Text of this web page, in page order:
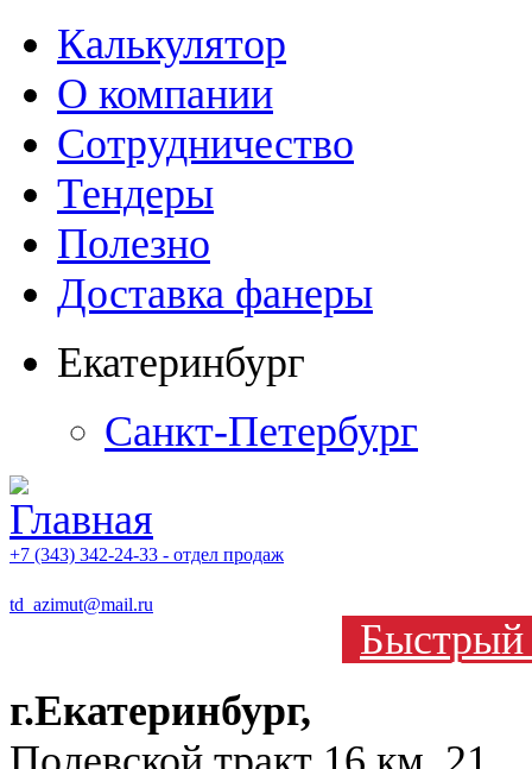
Калькулятор
О компании
Сотрудничество
Тендеры
Полезно
Доставка фанеры
Екатеринбург
Санкт-Петербург
+7 (343) 342-24-33 - отдел продаж
td_azimut@mail.ru
Быстрый
г.Екатеринбург,